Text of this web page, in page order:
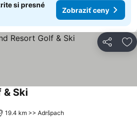
si presné
Zobraziť ceny
Zdieľať
& Ski
19.4 km >> Adršpach